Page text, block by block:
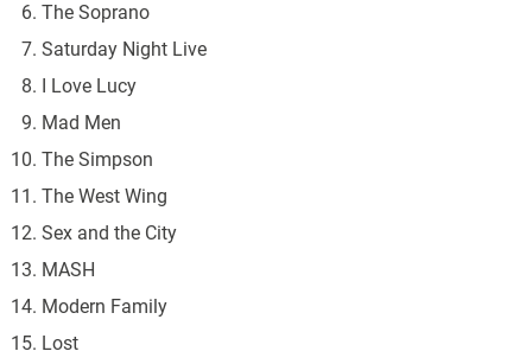
The Soprano
Saturday Night Live
I Love Lucy
Mad Men
The Simpson
The West Wing
Sex and the City
MASH
Modern Family
Lost​​​​​​​